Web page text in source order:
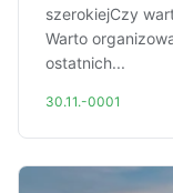
szerokiejCzy
Warto
ostatnich...
30.11.-0001